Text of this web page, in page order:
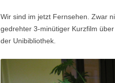
Wir sind im jetzt Fernsehen. Zwar
gedrehter 3-minütiger Kurzfilm
der Unibibliothek.